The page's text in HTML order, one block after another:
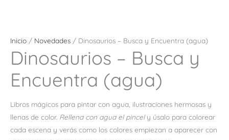
Inicio / Novedades / Dinosaurios – Busca y Encuentra (agua)
Dinosaurios – Busca y
Encuentra (agua)
Libros mágicos para pintar con agua, ilustraciones hermosas y
llenas de color. Rellena con agua el pincely úsalo para colorear
cada escena y verás como los colores empiezan a aparecer con